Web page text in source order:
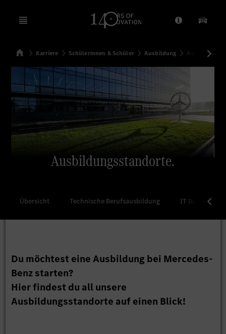
Open menu Anbieter/
SuchenStartseite
Karriere Schülerinnen & Schüler Ausbildung
Ausbildungsstandorte.
Übersicht Technische Berufsausbildung IT
Du möchtest eine Ausbildung bei Mercedes-
Benz starten?
Hier findest du all unsere
Ausbildungsstandorte auf einen Blick!